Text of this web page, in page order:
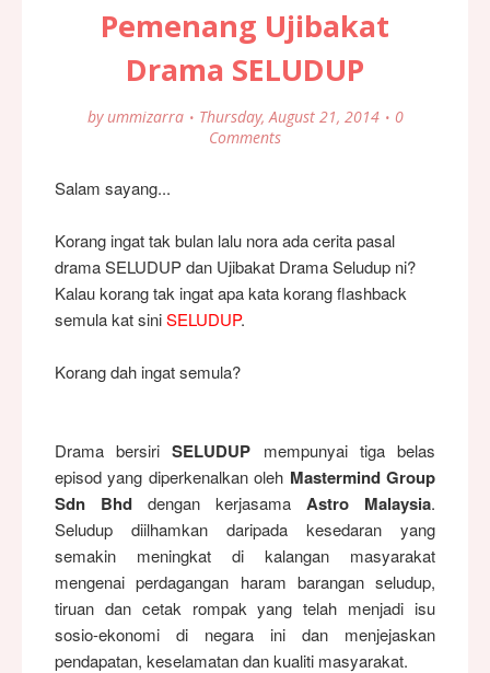
Pemenang Ujibakat
Drama SELUDUP
by ummizarra Thursday, August 21, 2014
0
Comments
Salam sayang...
Korang ingat tak bulan lalu nora ada cerita pasal
drama SELUDUP dan Ujibakat Drama Seludup ni?
Kalau korang tak ingat apa kata korang flashback
semula kat siniSELUDUP.
Korang dah ingat semula?
Drama bersiriSELUDUP mempunyai tiga belas
episod yang diperkenalkan oleh Mastermind Group
Sdn Bhd dengan kerjasama Astro Malaysia.
Seludup diilhamkan daripada kesedaran yang
semakin meningkat di kalangan masyarakat
mengenai perdagangan haram barangan seludup,
tiruan dan cetak rompak yang telah menjadi isu
sosio-ekonomi di negara ini dan menjejaskan
pendapatan, keselamatan dan kualiti masyarakat.